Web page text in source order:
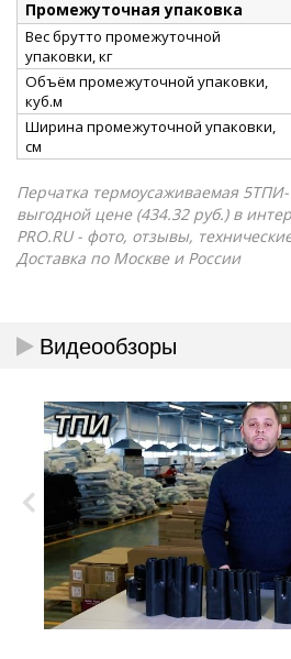
Промежуточная упаковка
Вес брутто промежуточной
упаковки, кг
Объём промежуточной упаковки,
куб.м
Ширина промежуточной упаковки,
см
Перчатка термоусаживаемая
выгодной цене (434.32 руб.) в
PRO.RU - фото, отзывы,
Доставка по Москве и России
Видеообзоры